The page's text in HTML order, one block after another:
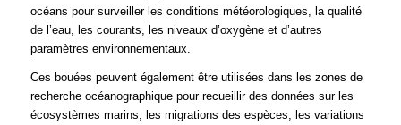
océans pour surveiller les conditions météorologiques, la qualité
de l’eau, les courants, les niveaux d’oxygène et d’autres
paramètres environnementaux.
Ces bouées peuvent également être utilisées dans les zones de
recherche océanographique pour recueillir des données sur les
écosystèmes marins, les migrations des espèces, les variations